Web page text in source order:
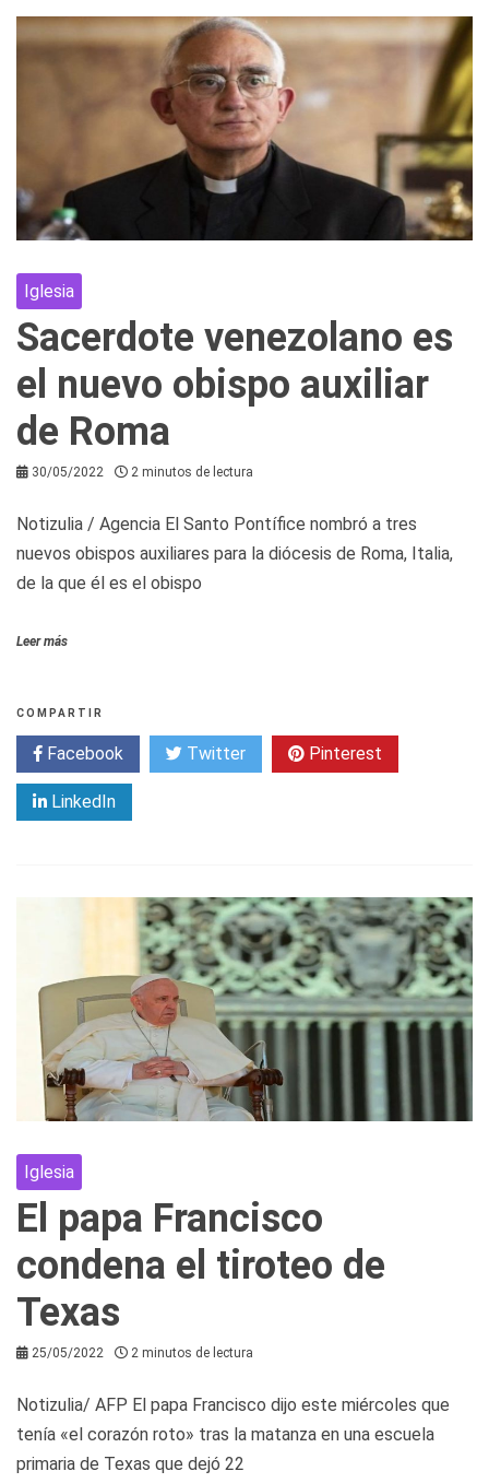
Iglesia
Sacerdote venezolano es
el nuevo obispo auxiliar
de Roma
30/05/2022 2 minutos de lectura
Notizulia / Agencia El Santo Pontífice nombró a tres
nuevos obispos auxiliares para la diócesis de Roma, Italia,
de la que él es el obispo
Leer más
COMPARTIR
Facebook Twitter Pinterest
LinkedIn
Iglesia
El papa Francisco
condena el tiroteo de
Texas
25/05/2022 2 minutos de lectura
Notizulia/ AFP El papa Francisco dijo este miércoles que
tenía «el corazón roto» tras la matanza en una escuela
primaria de Texas que dejó 22